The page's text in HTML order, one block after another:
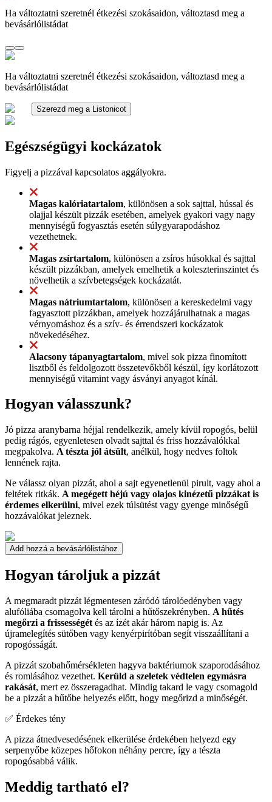
Ha változtatni szeretnél étkezési szokásaidon, változtasd meg a
bevásárlólistádat
Ha változtatni szeretnél étkezési szokásaidon, változtasd meg a
bevásárlólistádat
Szerezd meg a Listonicot
Egészségügyi kockázatok
Figyelj a pizzával kapcsolatos aggályokra.
Magas kalóriatartalom, különösen a sok sajttal, hússal és
olajjal készült pizzák esetében, amelyek gyakori vagy nagy
mennyiségű fogyasztás esetén súlygyarapodáshoz
vezethetnek.
Magas zsírtartalom, különösen a zsíros húsokkal és sajttal
készült pizzákban, amelyek emelhetik a koleszterinszintet és
növelhetik a szívbetegségek kockázatát.
Magas nátriumtartalom, különösen a kereskedelmi vagy
fagyasztott pizzákban, amelyek hozzájárulhatnak a magas
vérnyomáshoz és a szív- és érrendszeri kockázatok
növekedéséhez.
Alacsony tápanyagtartalom, mivel sok pizza finomított
lisztből és feldolgozott összetevőkből készül, így korlátozott
mennyiségű vitamint vagy ásványi anyagot kínál.
Hogyan válasszunk?
Jó pizza aranybarna héjjal rendelkezik, amely kívül ropogós, belül
pedig rágós, egyenletesen olvadt sajttal és friss hozzávalókkal
megpakolva. A tészta jól átsült, anélkül, hogy nedves foltok
lennének rajta.
Ne válassz olyan pizzát, ahol a sajt egyenetlenül pirult, vagy ahol a
feltétek ritkák. A megégett héjú vagy olajos kinézetű pizzákat is
érdemes elkerülni, mivel ezek túlsütést vagy gyenge minőségű
hozzávalókat jeleznek.
Add hozzá a bevásárlólistához
Hogyan tároljuk a pizzát
A megmaradt pizzát légmentesen záródó tárolóedényben vagy
alufóliába csomagolva kell tárolni a hűtőszekrényben. A hűtés
megőrzi a frissességét és az ízét akár három napig is. Az
újramelegítés sütőben vagy kenyérpirítóban segít visszaállítani a
ropogósságát.
A pizzát szobahőmérsékleten hagyva baktériumok szaporodásához
és romlásához vezethet. Kerüld a szeletek védtelen egymásra
rakását, mert ez összeragadhat. Mindig takard le vagy csomagold
be a pizzát a hűtőbe helyezés előtt, hogy megőrizd a minőségét.
✅ Érdekes tény
A pizza átnedvesedésének elkerülése érdekében helyezd egy
serpenyőbe közepes hőfokon néhány percre, így a tészta
ropogósabbá válik.
Meddig tartható el?